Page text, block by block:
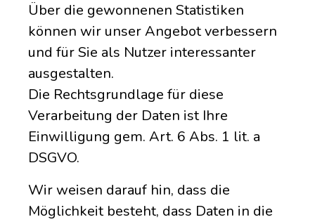
Über die gewonnenen Statistiken
können wir unser Angebot verbessern
und für Sie als Nutzer interessanter
ausgestalten.
Die Rechtsgrundlage für diese
Verarbeitung der Daten ist Ihre
Einwilligung gem. Art. 6 Abs. 1 lit. a
DSGVO.
Wir weisen darauf hin, dass die
Möglichkeit besteht, dass Daten in die